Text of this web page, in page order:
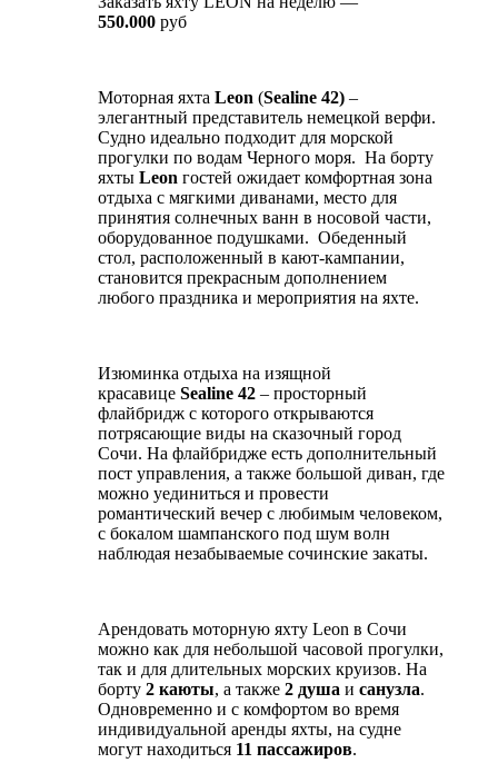
550.000 руб
Моторная яхта Leon (Sealine 42) –
элегантный представитель немецкой верфи.
Судно идеально подходит для морской
прогулки по водам Черного моря. На борту
яхты Leon гостей ожидает комфортная зона
отдыха с мягкими диванами, место для
принятия солнечных ванн в носовой части,
оборудованное подушками. Обеденный
стол, расположенный в кают-кампании,
становится прекрасным дополнением
любого праздника и мероприятия на яхте.
Изюминка отдыха на изящной
красавице Sealine 42 – просторный
флайбридж с которого открываются
потрясающие виды на сказочный город
Сочи. На флайбридже есть дополнительный
пост управления, а также большой диван, где
можно уединиться и провести
романтический вечер с любимым человеком,
с бокалом шампанского под шум волн
наблюдая незабываемые сочинские закаты.
Арендовать моторную яхту Leon в Сочи
можно как для небольшой часовой прогулки,
так и для длительных морских круизов. На
борту 2 каюты, а также 2 душа и санузла.
Одновременно и с комфортом во время
индивидуальной аренды яхты, на судне
могут находиться 11 пассажиров.